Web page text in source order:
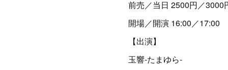
前売／当日 2500円／3000
開場／開演 16:00／17:00
【出演】
玉響-たまゆら-